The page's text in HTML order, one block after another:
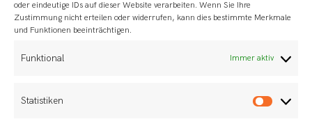
oder eindeutige IDs auf dieser Website verarbeiten. Wenn Sie Ihre
Zustimmung nicht erteilen oder widerrufen, kann dies bestimmte Merkmale
und Funktionen beeinträchtigen.
Funktional Immer aktiv
Statistiken
Für die Planung, Durchführung und Bewertung